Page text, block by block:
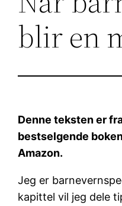
blir en
Denne teksten er
bestselgende
Amazon.
Jeg er
kapittel vil jeg dele